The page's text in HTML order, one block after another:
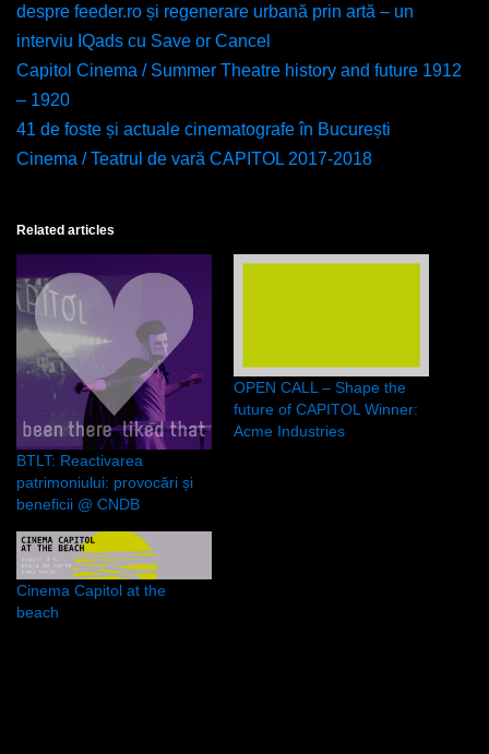
despre feeder.ro și regenerare urbană prin artă – un
interviu IQads cu Save or Cancel
Capitol Cinema / Summer Theatre history and future 1912
– 1920
41 de foste și actuale cinematografe în București
Cinema / Teatrul de vară CAPITOL 2017-2018
Related articles
BTLT: Reactivarea
patrimoniului: provocări și
beneficii @ CNDB
OPEN CALL – Shape the
future of CAPITOL Winner:
Acme Industries
Cinema Capitol at the
beach